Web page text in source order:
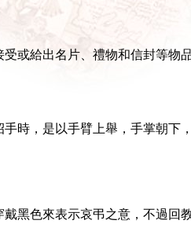
或給出名片、禮物和信封等物
手時，是以手臂上舉，手掌朝下
黑色來表示哀弔之意，不過回